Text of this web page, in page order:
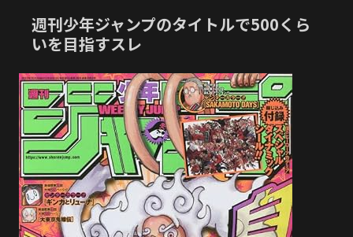
週刊少年ジャンプのタイトルで500くら
いを目指すスレ